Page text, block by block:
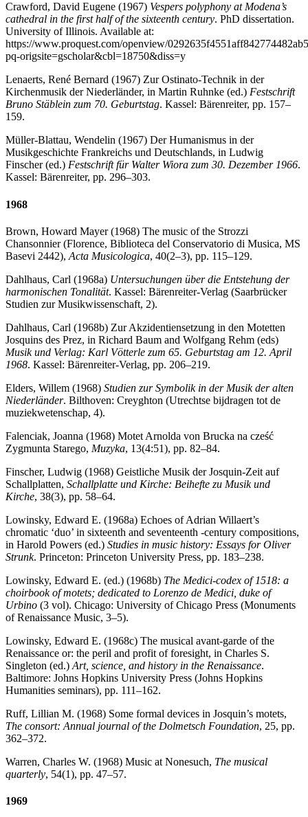
Crawford, David Eugene (1967) Vespers polyphony at Modena’s
cathedral in the first half of the sixteenth century. PhD dissertation.
University of Illinois. Available at:
https://www.proquest.com/openview/
pq-origsite=gscholar&cbl=18750&diss=y
Lenaerts, René Bernard (1967) Zur Ostinato-Technik in der
Kirchenmusik der Niederländer, in Martin Ruhnke (ed.) Festschrift
Bruno Stäblein zum 70. Geburtstag. Kassel: Bärenreiter, pp. 157–
159.
Müller-Blattau, Wendelin (1967) Der Humanismus in der
Musikgeschichte Frankreichs und Deutschlands, in Ludwig
Finscher (ed.) Festschrift für Walter Wiora zum 30. Dezember 1966.
Kassel: Bärenreiter, pp. 296–303.
1968
Brown, Howard Mayer (1968) The music of the Strozzi
Chansonnier (Florence, Biblioteca del Conservatorio di Musica, MS
Basevi 2442), Acta Musicologica, 40(2–3), pp. 115–129.
Dahlhaus, Carl (1968a) Untersuchungen über die Entstehung der
harmonischen Tonalität. Kassel: Bärenreiter-Verlag (Saarbrücker
Studien zur Musikwissenschaft, 2).
Dahlhaus, Carl (1968b) Zur Akzidentiensetzung in den Motetten
Josquins des Prez, in Richard Baum and Wolfgang Rehm (eds)
Musik und Verlag: Karl Vötterle zum 65. Geburtstag am 12. April
1968. Kassel: Bärenreiter-Verlag, pp. 206–219.
Elders, Willem (1968) Studien zur Symbolik in der Musik der alten
Niederländer. Bilthoven: Creyghton (Utrechtse bijdragen tot de
muziekwetenschap, 4).
Falenciak, Joanna (1968) Motet Arnolda von Brucka na cześć
Zygmunta Starego, Muzyka, 13(4:51), pp. 82–84.
Finscher, Ludwig (1968) Geistliche Musik der Josquin-Zeit auf
Schallplatten, Schallplatte und Kirche: Beihefte zu Musik und
Kirche, 38(3), pp. 58–64.
Lowinsky, Edward E. (1968a) Echoes of Adrian Willaert’s
chromatic ‘duo’ in sixteenth and seventeenth -century compositions,
in Harold Powers (ed.) Studies in music history: Essays for Oliver
Strunk. Princeton: Princeton University Press, pp. 183–238.
Lowinsky, Edward E. (ed.) (1968b) The Medici-codex of 1518: a
choirbook of motets; dedicated to Lorenzo de Medici, duke of
Urbino (3 vol). Chicago: University of Chicago Press (Monuments
of Renaissance Music, 3–5).
Lowinsky, Edward E. (1968c) The musical avant-garde of the
Renaissance or: the peril and profit of foresight, in Charles S.
Singleton (ed.) Art, science, and history in the Renaissance.
Baltimore: Johns Hopkins University Press (Johns Hopkins
Humanities seminars), pp. 111–162.
Ruff, Lillian M. (1968) Some formal devices in Josquin’s motets,
The consort: Annual journal of the Dolmetsch Foundation, 25, pp.
362–372.
Warren, Charles W. (1968) Music at Nonesuch, The musical
quarterly, 54(1), pp. 47–57.
1969